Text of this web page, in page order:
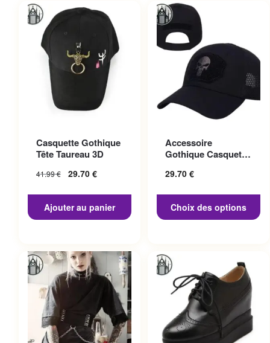
Casquette Gothique
Tête Taureau 3D
41.99€ 29.70 €
Ajouter au panier
Accessoire
Gothique Casquette
29.70 €
Choix des options
variations. Les options
peuvent être choisies sur la
page du produit